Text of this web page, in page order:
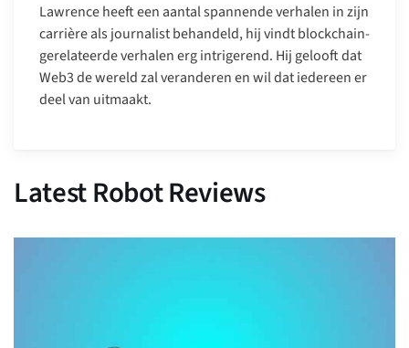
Lawrence heeft een aantal spannende verhalen in zijn
carrière als journalist behandeld, hij vindt blockchain-
gerelateerde verhalen erg intrigerend. Hij gelooft dat
Web3 de wereld zal veranderen en wil dat iedereen er
deel van uitmaakt.
Latest Robot Reviews